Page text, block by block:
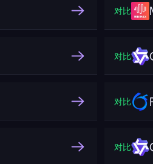
对比
对比
对比
对比